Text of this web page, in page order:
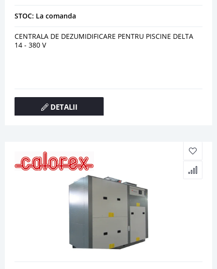
STOC: La comanda
CENTRALA DE DEZUMIDIFICARE PENTRU PISCINE DELTA
14 - 380 V
DETALII